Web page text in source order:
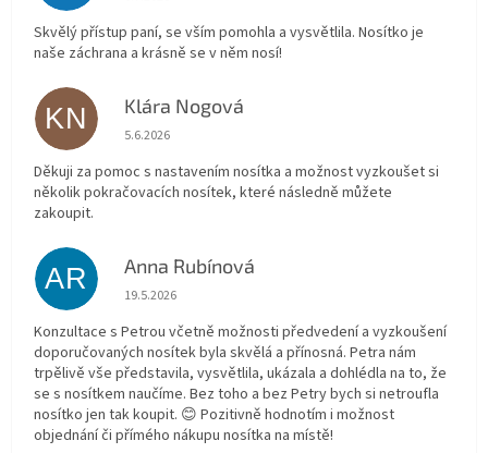
Skvělý přístup paní, se vším pomohla a vysvětlila. Nosítko je
naše záchrana a krásně se v něm nosí!
KN Klára Nogová
Hodnocení obchodu je 5 z 5 hvězdiček.
5.6.2026
Děkuji za pomoc s nastavením nosítka a možnost vyzkoušet si
několik pokračovacích nosítek, které následně můžete
zakoupit.
AR Anna Rubínová
Hodnocení obchodu je 5 z 5 hvězdiček.
19.5.2026
Konzultace s Petrou včetně možnosti předvedení a vyzkoušení
doporučovaných nosítek byla skvělá a přínosná. Petra nám
trpělivě vše představila, vysvětlila, ukázala a dohlédla na to, že
se s nosítkem naučíme. Bez toho a bez Petry bych si netroufla
nosítko jen tak koupit. 😊 Pozitivně hodnotím i možnost
objednání či přímého nákupu nosítka na místě!